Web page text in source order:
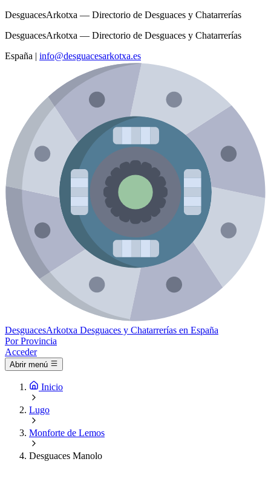
DesguacesArkotxa — Directorio de Desguaces y Chatarrerías
DesguacesArkotxa — Directorio de Desguaces y Chatarrerías
España | info@desguacesarkotxa.es
DesguacesArkotxa Desguaces y Chatarrerías en España
Por Provincia
Acceder
Abrir menú
Inicio
Lugo
Monforte de Lemos
Desguaces Manolo